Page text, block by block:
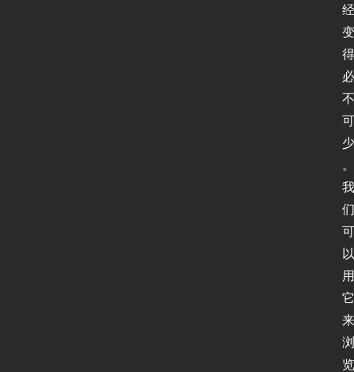
经
变
得
必
不
可
少
。
我
们
可
以
用
它
来
浏
览